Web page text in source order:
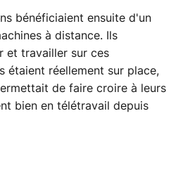
bénéficiaient ensuite d'un
à distance. Ils
et travailler sur ces
étaient réellement sur place,
de faire croire à leurs
bien en télétravail depuis